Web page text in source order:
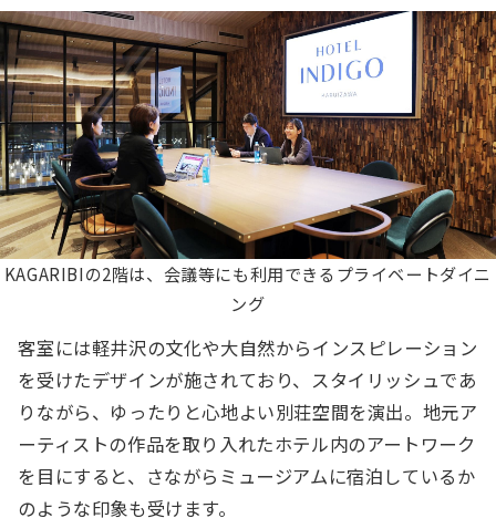
KAGARIBIの2階は、会議等にも利用できるプライベートダイニ
ング
客室には軽井沢の文化や大自然からインスピレーション
を受けたデザインが施されており、スタイリッシュであ
りながら、ゆったりと心地よい別荘空間を演出。地元ア
ーティストの作品を取り入れたホテル内のアートワーク
を目にすると、さながらミュージアムに宿泊しているか
のような印象も受けます。